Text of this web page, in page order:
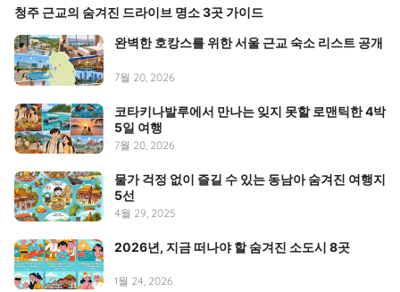
청주 근교의 숨겨진 드라이브 명소 3곳 가이드
완벽한 호캉스를 위한 서울 근교 숙소 리스트 공개
7월 20, 2026
코타키나발루에서 만나는 잊지 못할 로맨틱한 4박
5일 여행
7월 20, 2026
물가 걱정 없이 즐길 수 있는 동남아 숨겨진 여행지
5선
4월 29, 2025
2026년, 지금 떠나야 할 숨겨진 소도시 8곳
1월 24, 2026